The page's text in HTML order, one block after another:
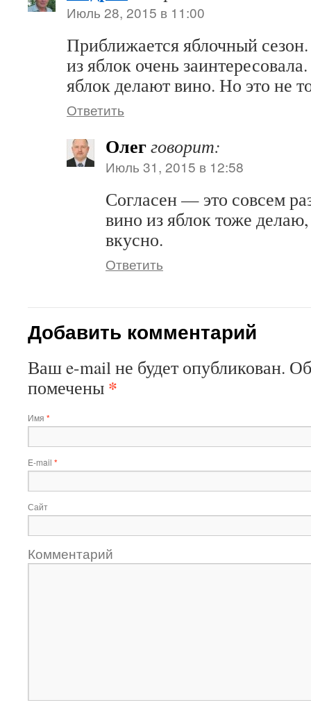
Июль 28, 2015 в 11:00
Приближается яблочный
из яблок очень
яблок делают вино. Но это не
Ответить
Олегговорит:
Июль 31, 2015 в 12:58
Согласен — это совсем
вино из яблок тоже
вкусно.
Ответить
Добавить комментарий
Ваш e-mail не будет опубликован.
помечены *
Имя *
E-mail *
Сайт
Комментарий